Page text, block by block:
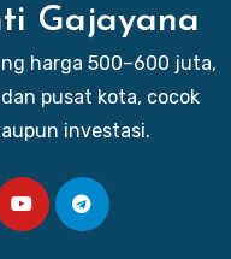
Gajayana
harga 500–600 juta,
pusat kota, cocok
investasi.